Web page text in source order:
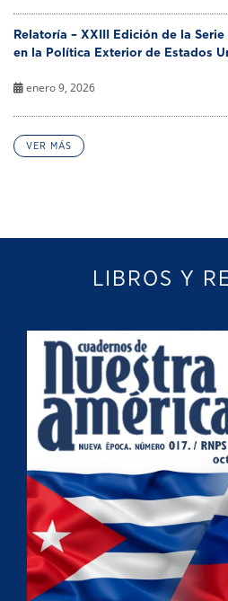
Relatoría – XXIII Edición de la
en la Política Exterior de Estados
enero 9, 2026
VER MÁS
LIBROS Y